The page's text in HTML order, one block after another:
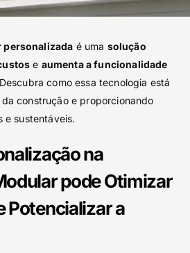
personalizada é uma solução
e aumenta a funcionalidade
como essa tecnologia está
construção e proporcionando
e sustentáveis.
na
pode Otimizar
Potencializar a